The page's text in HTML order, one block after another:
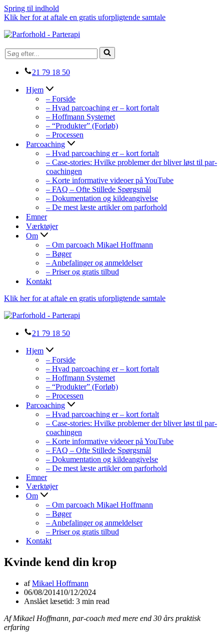
Spring til indhold
Klik her for at aftale en gratis uforpligtende samtale
Søg
efter...
21 79 18 50
Hjem
– Forside
– Hvad parcoaching er – kort fortalt
– Hoffmann Systemet
– “Produkter” (Forløb)
– Processen
Parcoaching
– Hvad parcoaching er – kort fortalt
– Case-stories: Hvilke problemer der bliver løst til par-
coachingen
– Korte informative videoer på YouTube
– FAQ – Ofte Stillede Spørgsmål
– Dokumentation og kildeangivelse
– De mest læste artikler om parforhold
Emner
Værktøjer
Om
– Om parcoach Mikael Hoffmann
– Bøger
– Anbefalinger og anmeldelser
– Priser og gratis tilbud
Kontakt
Klik her for at aftale en gratis uforpligtende samtale
21 79 18 50
Hjem
– Forside
– Hvad parcoaching er – kort fortalt
– Hoffmann Systemet
– “Produkter” (Forløb)
– Processen
Parcoaching
– Hvad parcoaching er – kort fortalt
– Case-stories: Hvilke problemer der bliver løst til par-
coachingen
– Korte informative videoer på YouTube
– FAQ – Ofte Stillede Spørgsmål
– Dokumentation og kildeangivelse
– De mest læste artikler om parforhold
Emner
Værktøjer
Om
– Om parcoach Mikael Hoffmann
– Bøger
– Anbefalinger og anmeldelser
– Priser og gratis tilbud
Kontakt
Kvinde kend din krop
afMikael Hoffmann
06/08/201410/12/2024
Anslået læsetid: 3 min read
Af Mikael Hoffmann, par-coach med mere end 30 års praktisk
erfaring